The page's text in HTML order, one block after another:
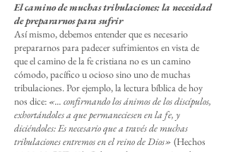
El camino de muchas tribulaciones: la necesidad
de prepararnos para sufrir
Así mismo, debemos entender que es necesario
prepararnos para padecer sufrimientos en vista de
que el camino de la fe cristiana no es un camino
cómodo, pacífico u ocioso sino uno de muchas
tribulaciones. Por ejemplo, la lectura bíblica de hoy
nos dice: «... confirmando los ánimos de los discípulos,
exhortándoles a que permaneciesen en la fe, y
diciéndoles: Es necesario que a través de muchas
tribulaciones entremos en el reino de Dios» (Hechos